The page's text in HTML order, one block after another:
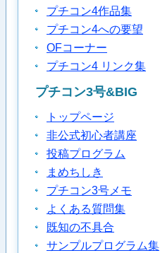
プチコン4作品集
プチコン4への要望
OFコーナー
プチコン4 リンク集
プチコン3号&BIG
トップページ
非公式初心者講座
投稿プログラム
まめちしき
プチコン3号メモ
よくある質問集
既知の不具合
サンプルプログラム集